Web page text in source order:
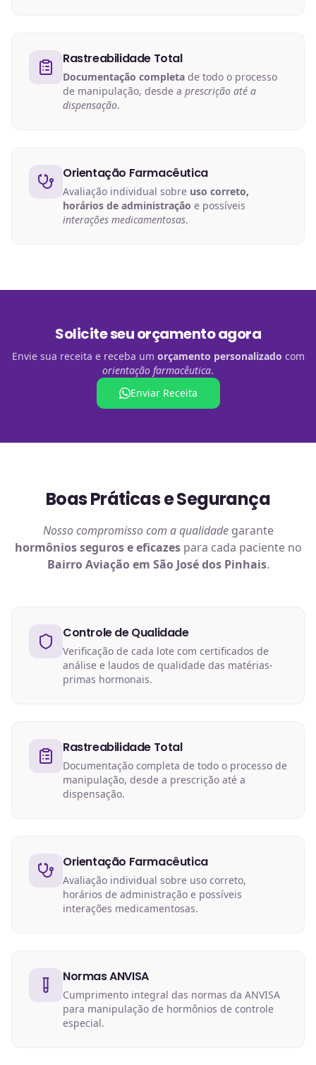
Rastreabilidade Total
Documentação completa de todo o processo
de manipulação, desde a prescrição até a
dispensação.
Orientação Farmacêutica
Avaliação individual sobre uso correto,
horários de administração e possíveis
interações medicamentosas.
Solicite seu orçamento agora
Envie sua receita e receba um orçamento personalizado com
orientação farmacêutica.
Enviar Receita
Boas Práticas e Segurança
Nosso compromisso com a qualidadegarante
hormôniosseguros e eficazespara cada paciente no
Bairro Aviação em São José dos Pinhais.
Controle de Qualidade
Verificação de cada lote com certificados de
análise e laudos de qualidade das matérias-
primas hormonais.
Rastreabilidade Total
Documentação completa de todo o processo de
manipulação, desde a prescrição até a
dispensação.
Orientação Farmacêutica
Avaliação individual sobre uso correto,
horários de administração e possíveis
interações medicamentosas.
Normas ANVISA
Cumprimento integral das normas da ANVISA
para manipulação de hormônios de controle
especial.